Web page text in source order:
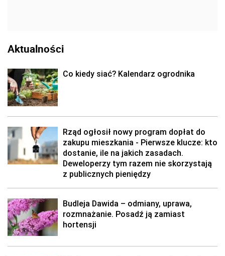
Aktualności
Co kiedy siać? Kalendarz ogrodnika
Rząd ogłosił nowy program dopłat do
zakupu mieszkania - Pierwsze klucze: kto
dostanie, ile na jakich zasadach.
Deweloperzy tym razem nie skorzystają
z publicznych pieniędzy
Budleja Dawida – odmiany, uprawa,
rozmnażanie. Posadź ją zamiast
hortensji